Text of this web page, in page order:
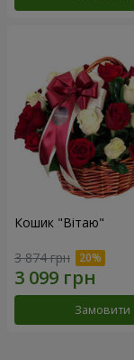
Кошик "Вітаю"
3 874 грн
Замовити